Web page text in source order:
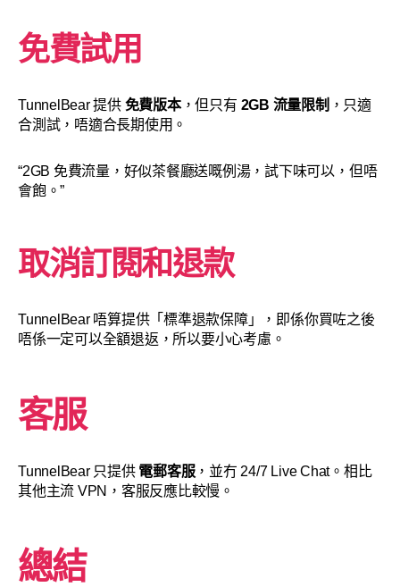
免費試用
TunnelBear 提供 免費版本，但只有 2GB 流量限制 ，只適
合測試，唔適合長期使用。
“2GB 免費流量，好似茶餐廳送嘅例湯，試下味可以，但唔
會飽。”
取消訂閱和退款
TunnelBear 唔算提供「標準退款保障」，即係你買咗之後
唔係一定可以全額退返，所以要小心考慮。
客服
TunnelBear 只提供 電郵客服，並冇 24/7 Live Chat。相比
其他主流 VPN，客服反應比較慢。
總結